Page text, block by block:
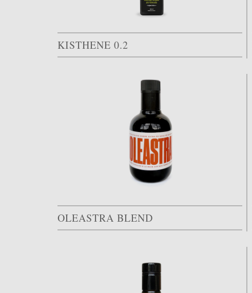
KISTHENE 0.2
OLEASTRA BLEND